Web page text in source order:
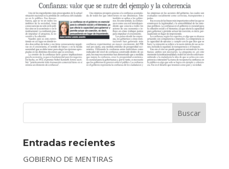
Entradas recientes
GOBIERNO DE MENTIRAS